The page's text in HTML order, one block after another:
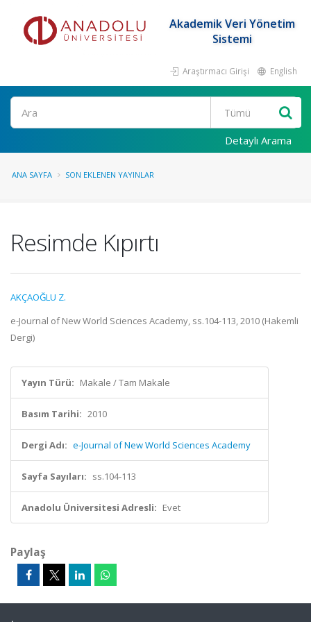
Akademik Veri Yönetim
Sistemi
Araştırmacı Girişi English
Ara
Detaylı Arama
ANA SAYFA SON EKLENEN YAYINLAR
Resimde Kıpırtı
AKÇAOĞLU Z.
e-Journal of New World Sciences Academy, ss.104-113, 2010 (Hakemli
Dergi)
Yayın Türü: Makale / Tam Makale
Basım Tarihi: 2010
Dergi Adı: e-Journal of New World Sciences Academy
Sayfa Sayıları: ss.104-113
Anadolu Üniversitesi Adresli: Evet
Paylaş